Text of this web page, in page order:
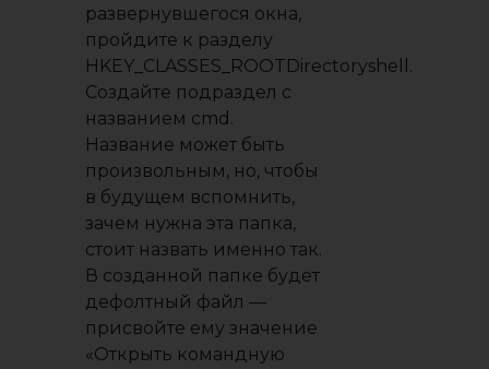
развернувшегося окна,
пройдите к разделу
HKEY_CLASSES_ROOTDirectoryshell.
Создайте подраздел с
названием cmd.
Название может быть
произвольным, но, чтобы
в будущем вспомнить,
зачем нужна эта папка,
стоит назвать именно так.
В созданной папке будет
дефолтный файл —
присвойте ему значение
«Открыть командную